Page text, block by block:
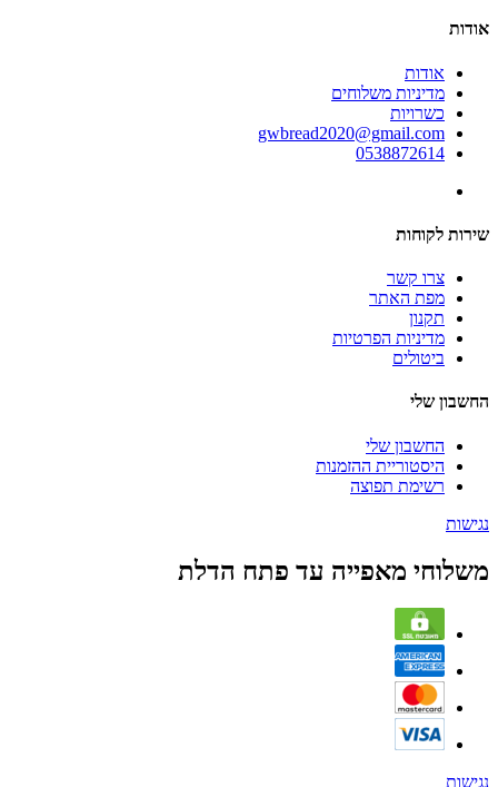
אודות
אודות
מדיניות משלוחים
כשרויות
gwbread2020@gmail.com
0538872614
שירות לקוחות
צרו קשר
מפת האתר
תקנון
מדיניות הפרטיות
ביטולים
החשבון שלי
החשבון שלי
היסטוריית ההזמנות
רשימת תפוצה
נגישות
משלוחי מאפייה עד פתח הדלת
נגישות